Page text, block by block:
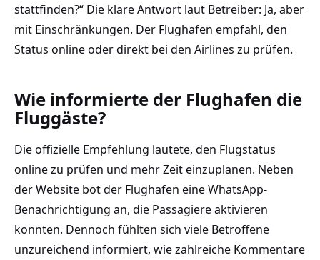
stattfinden?“ Die klare Antwort laut Betreiber: Ja, aber
mit Einschränkungen. Der Flughafen empfahl, den
Status online oder direkt bei den Airlines zu prüfen.
Wie informierte der Flughafen die
Fluggäste?
Die offizielle Empfehlung lautete, den Flugstatus
online zu prüfen und mehr Zeit einzuplanen. Neben
der Website bot der Flughafen eine WhatsApp-
Benachrichtigung an, die Passagiere aktivieren
konnten. Dennoch fühlten sich viele Betroffene
unzureichend informiert, wie zahlreiche Kommentare